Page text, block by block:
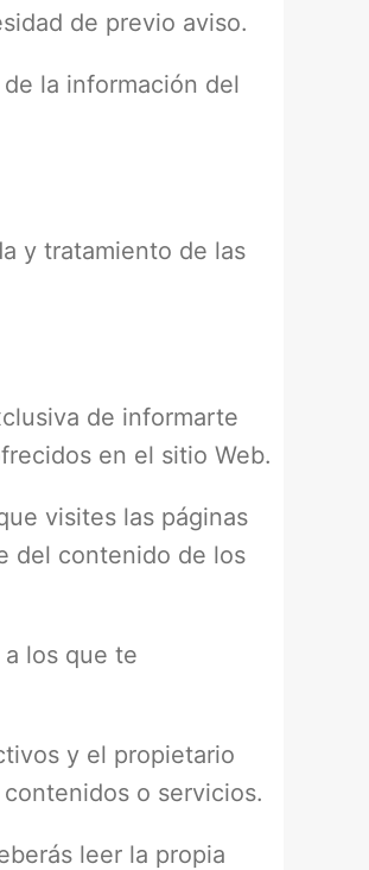
de previo aviso.
la información del
y tratamiento de las
de informarte
en el sitio Web.
visites las páginas
del contenido de los
los que te
y el propietario
o servicios.
leer la propia